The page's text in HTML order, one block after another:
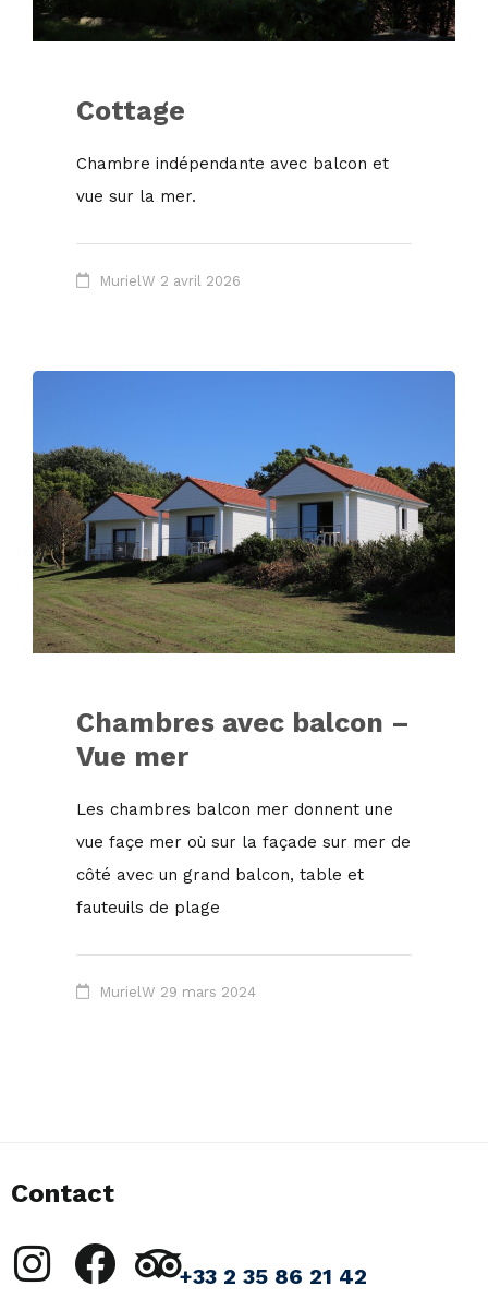
Cottage
Chambre indépendante avec balcon et
vue sur la mer.
MurielW 2 avril 2026
Chambres avec balcon –
Vue mer
Les chambres balcon mer donnent une
vue façe mer où sur la façade sur mer de
côté avec un grand balcon, table et
fauteuils de plage
MurielW 29 mars 2024
Contact
+33 2 35 86 21 42